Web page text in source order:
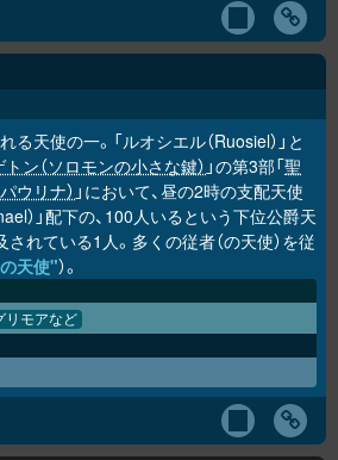
天使の一。「ルオシエル（Ruosiel）」と
ン（ソロモンの小さな鍵） 」の第3部「聖
ウリナ） 」において、昼の2時の支配天使
）」配下の、100人いるという下位公爵天
れている1人。多くの従者（の天使）を従
天使"）。
リモアなど